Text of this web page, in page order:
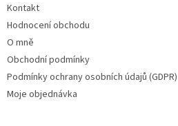
Kontakt
Hodnocení obchodu
O mně
Obchodní podmínky
Podmínky ochrany osobních údajů (GDPR)
Moje objednávka